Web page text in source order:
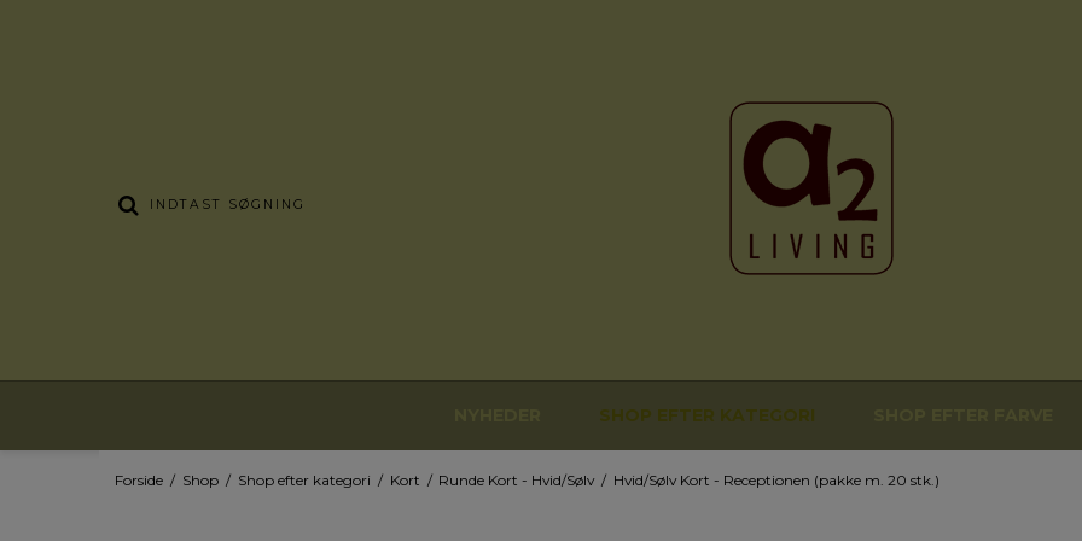
SHOP EFTER KATEGORI
Forside / Shop / Shop efter kategori / Kort / Runde Kort - Hvid/Sølv / Hvid/Sølv Kort - Receptionen (pakke m. 20 stk.)